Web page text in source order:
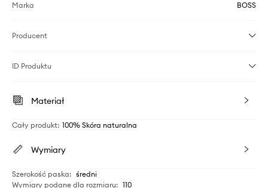
Marka BOSS
Producent
ID Produktu
Materiał
Cały produkt: 100% Skóra naturalna
Wymiary
Szerokość paska: średni
Wymiary podane dla rozmiaru: 110